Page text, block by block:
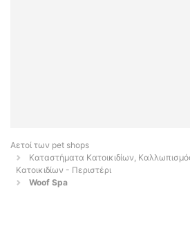
Αετοί των pet shops
Καταστήματα Κατοικιδίων,
Κατοικιδίων - Περιστέρι
Woof Spa